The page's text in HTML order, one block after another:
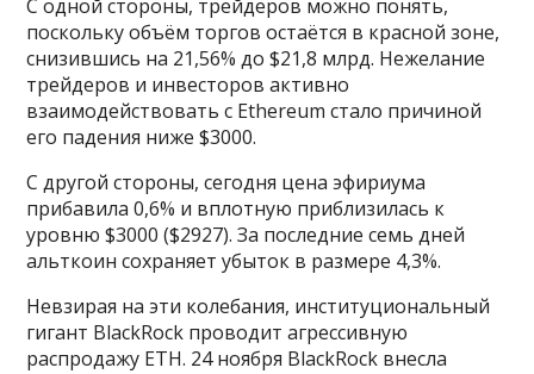
С одной стороны, трейдеров можно понять,
поскольку объём торгов остаётся в красной зоне,
снизившись на 21,56% до $21,8 млрд. Нежелание
трейдеров и инвесторов активно
взаимодействовать с Ethereum стало причиной
его падения ниже $3000.
С другой стороны, сегодня цена эфириума
прибавила 0,6% и вплотную приблизилась к
уровню $3000 ($2927). За последние семь дней
альткоин сохраняет убыток в размере 4,3%.
Невзирая на эти колебания, институциональный
гигант BlackRock проводит агрессивную
распродажу ETH. 24 ноября BlackRock внесла